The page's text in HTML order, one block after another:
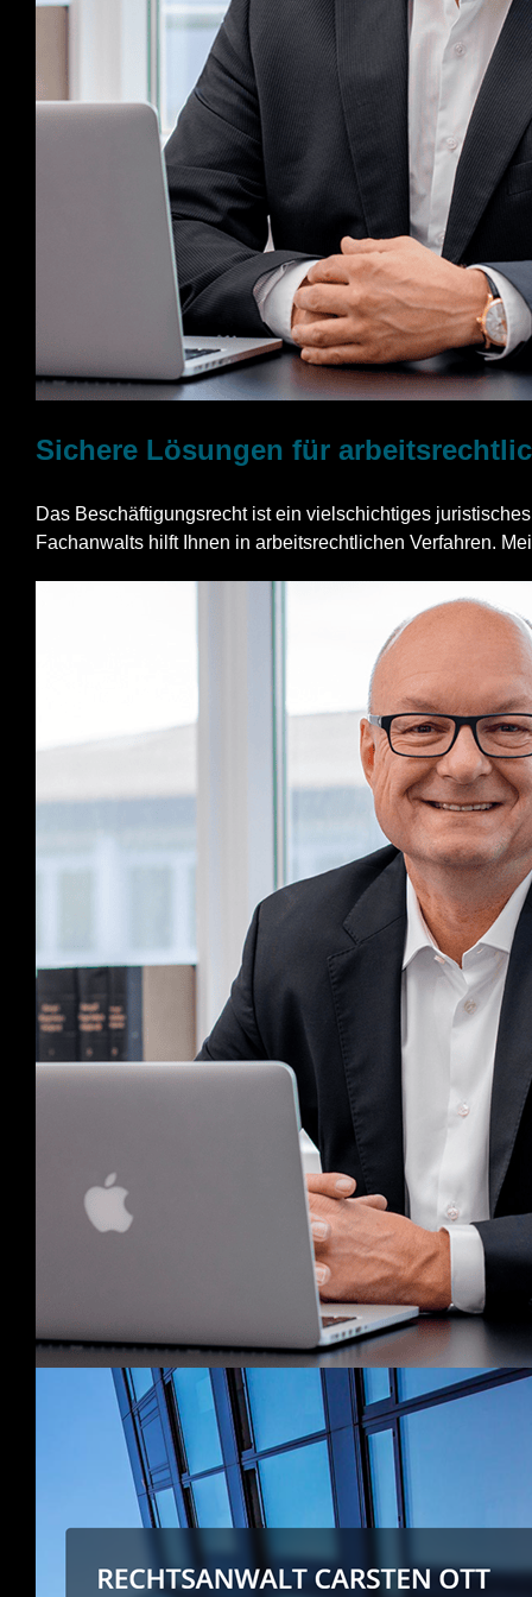
Sichere Lösungen für
Das Beschäftigungsrecht ist ein vielschichtiges
Fachanwalts hilft Ihnen in arbeitsrechtlichen Verfahren.